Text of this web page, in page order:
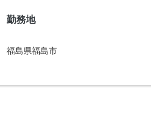
勤務地
福島県福島市